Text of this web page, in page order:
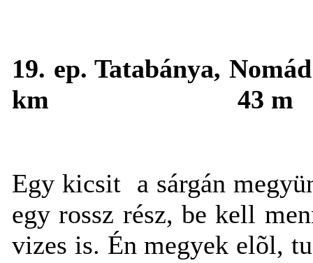
19. ep. Tatabánya,
km
43 m
Egy kicsit a sárgán
egy rossz rész, be kell
vizes is. Én megyek elõl,